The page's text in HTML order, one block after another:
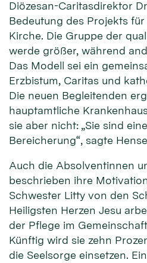
Diözesan-Caritasdirektor
Bedeutung des Projekts
Kirche. Die Gruppe der
werde größer, während
Das Modell sei ein
Erzbistum, Caritas und
Die neuen Begleitenden
hauptamtliche
sie aber nicht: „Sie sind
Bereicherung“, sagte
Auch die Absolventinnen
beschrieben ihre
Schwester Litty von den
Heiligsten Herzen Jesu
der Pflege im
Künftig wird sie zehn
die Seelsorge einsetzen.